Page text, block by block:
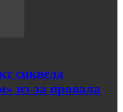
сиквела
из-за провала